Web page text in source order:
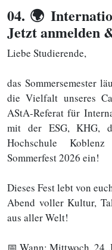
04. 🌍
Jetzt anmelden
Liebe Studierende,
das Sommersemester
die Vielfalt unseres
AStA-Referat für
mit der ESG, KHG,
Hochschule
Sommerfest 2026 ein!
Dieses Fest lebt von
Abend voller Kultur,
aus aller Welt!